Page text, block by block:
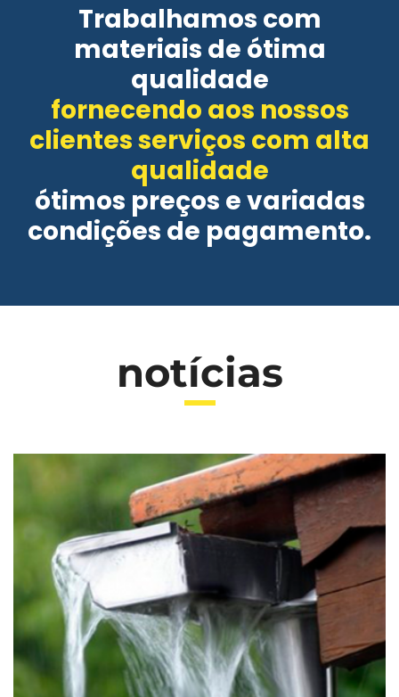
Trabalhamos com
materiais de ótima
qualidade
fornecendo aos nossos
clientes serviços com alta
qualidade
ótimos preços e variadas
condições de pagamento.
notícias